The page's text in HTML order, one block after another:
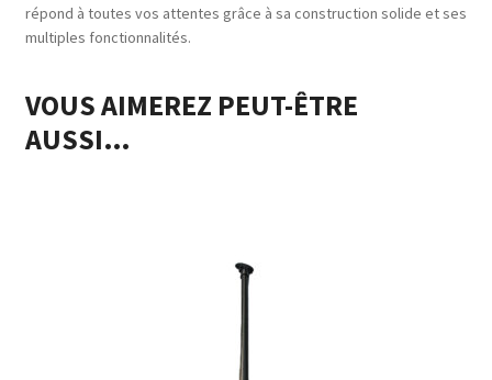
répond à toutes vos attentes grâce à sa construction solide et ses
multiples fonctionnalités.
VOUS AIMEREZ PEUT-ÊTRE
AUSSI…